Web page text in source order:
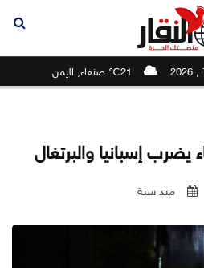
21℃ صنعاء, اليمن
يضرب إسبانيا والبرتغال
منذ سنة